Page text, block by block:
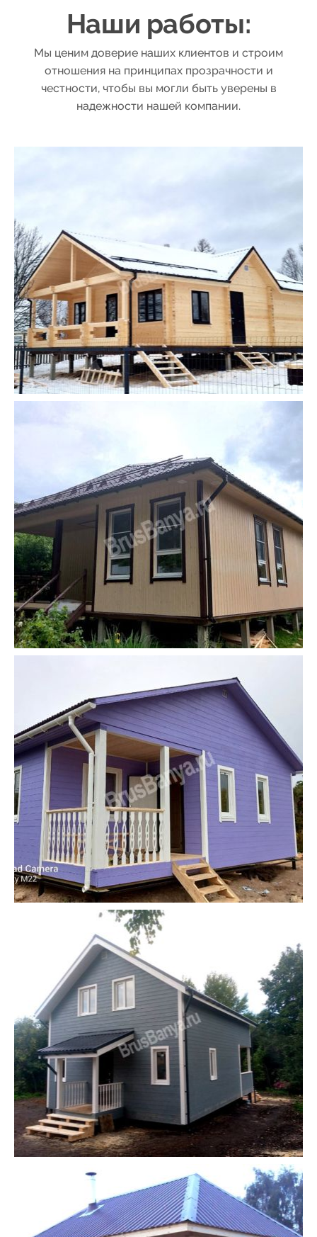
53
54
55
57
58
59
45
46
47
48
49
50
51
52
53
54
55
56
57
58
59
Наши работы:
Мы ценим доверие наших клиентов и строим
отношения на принципах прозрачности и
честности, чтобы вы могли быть уверены в
надежности нашей компании.